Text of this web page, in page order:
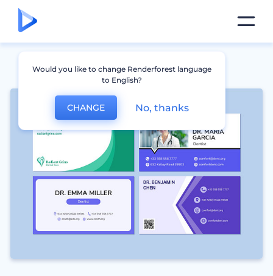
Would you like to change Renderforest language
to English?
CHANGE No, thanks